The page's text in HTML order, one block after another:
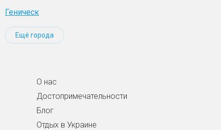
Геническ
Ещё города
О нас
Достопримечательности
Блог
Отдых в Украине